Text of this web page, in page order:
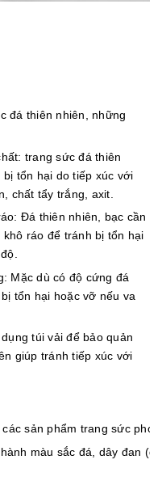
đá thiên nhiên, những
trang sức đá thiên
tổn hại do tiếp xúc với
chất tẩy trắng, axit.
Đá thiên nhiên, bạc cần
ráo để tránh bị tổn hại
Mặc dù có độ cứng đá
tổn hại hoặc vỡ nếu va
túi vải để bảo quản
giúp tránh tiếp xúc với
sản phẩm trang sức
màu sắc đá, dây đan